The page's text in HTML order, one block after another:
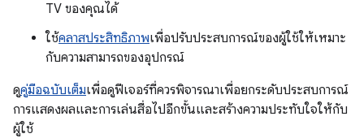
TV ของคุณได้
ใช้คลาสประสิทธิภาพเพื่อปรับประสบการณ์ของผู้ใช้ให้เหมาะ
กับความสามารถของอุปกรณ์
ดูคู่มือฉบับเต็มเพื่อดูฟีเจอร์ที่ควรพิจารณาเพื่อยกระดับประสบการณ์
การแสดงผลและการเล่นสื่อไปอีกขั้นและสร้างความประทับใจให้กับ
ผู้ใช้